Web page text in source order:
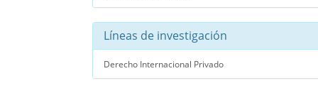
Líneas de investigación
Derecho Internacional Privado